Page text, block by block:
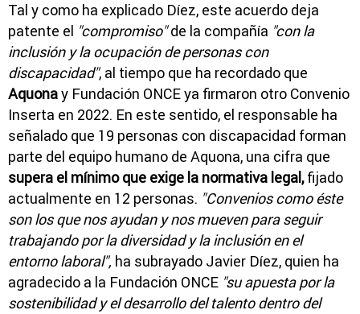
Tal y como ha explicado Díez, este acuerdo deja
patente el "compromiso"de la compañía "con la
inclusión y la ocupación de personas con
discapacidad", al tiempo que ha recordado que
Aquonay Fundación ONCE ya firmaron otro Convenio
Inserta en 2022. En este sentido, el responsable ha
señalado que 19 personas con discapacidad forman
parte del equipo humano de Aquona, una cifra que
supera el mínimo que exige la normativa legal,fijado
actualmente en 12 personas. "Convenios como éste
son los que nos ayudan y nos mueven para seguir
trabajando por la diversidad y la inclusión en el
entorno laboral", ha subrayado Javier Díez, quien ha
agradecido a la Fundación ONCE "su apuesta por la
sostenibilidad y el desarrollo del talento dentro del